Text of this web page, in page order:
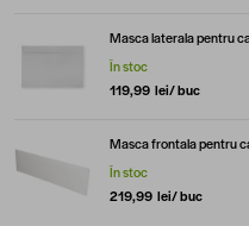
Masca laterala pentru
În stoc
119,99 lei/ buc
Masca frontala pentru
În stoc
219,99 lei/ buc